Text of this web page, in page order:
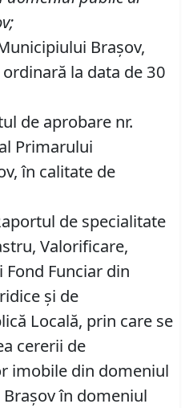
Brașov,
la data de 30
de aprobare nr.
Primarului
în calitate de
de specialitate
Valorificare,
Funciar din
şi de
Locală, prin care se
cererii de
imobile din domeniul
în domeniul